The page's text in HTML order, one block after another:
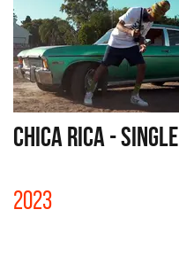
CHICA RICA - SINGLE
2023